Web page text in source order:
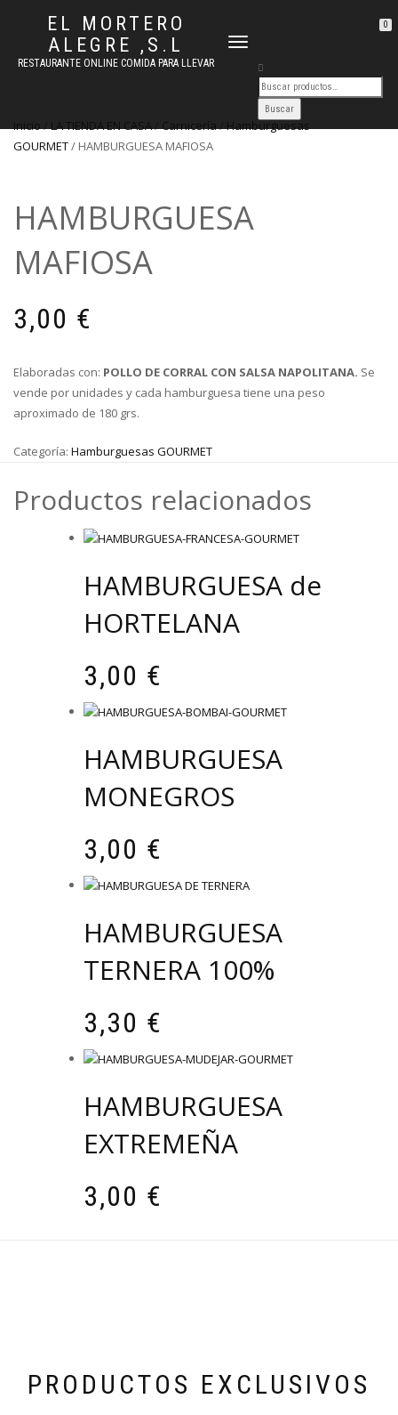
EL MORTERO
ALEGRE ,S.L
RESTAURANTE ONLINE COMIDA PARA LLEVAR
CAMBIAR
0
Inicio/LA TIENDA EN CASA/Carnicería/Hamburguesas
GOURMET/ HAMBURGUESA MAFIOSA
HAMBURGUESA
MAFIOSA
3,00 €
Elaboradas con: POLLO DE CORRAL CON SALSA NAPOLITANA. Se
vende por unidades y cada hamburguesa tiene una peso
aproximado de 180 grs.
Categoría: Hamburguesas GOURMET
Productos relacionados
HAMBURGUESA de
HORTELANA
3,00 €
HAMBURGUESA
MONEGROS
3,00 €
HAMBURGUESA
TERNERA 100%
3,30 €
HAMBURGUESA
EXTREMEÑA
3,00 €
PRODUCTOS EXCLUSIVOS